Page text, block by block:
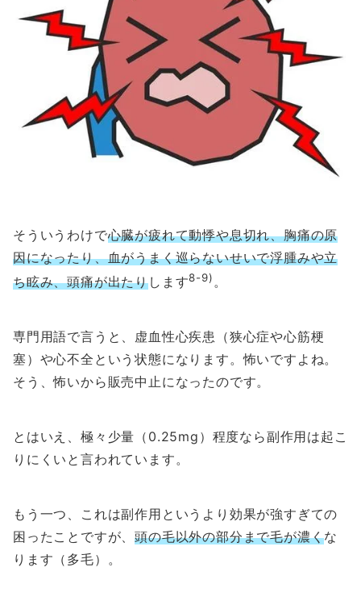
そういうわけで心臓が疲れて動悸や息切れ、胸痛の原
因になったり、血がうまく巡らないせいで浮腫みや立
ち眩み、頭痛が出たりします8-9)。
専門用語で言うと、虚血性心疾患（狭心症や心筋梗
塞）や心不全という状態になります。怖いですよね。
そう、怖いから販売中止になったのです。
とはいえ、極々少量（0.25mg）程度なら副作用は起こ
りにくいと言われています。
もう一つ、これは副作用というより効果が強すぎての
困ったことですが、頭の毛以外の部分まで毛が濃くな
ります（多毛）。